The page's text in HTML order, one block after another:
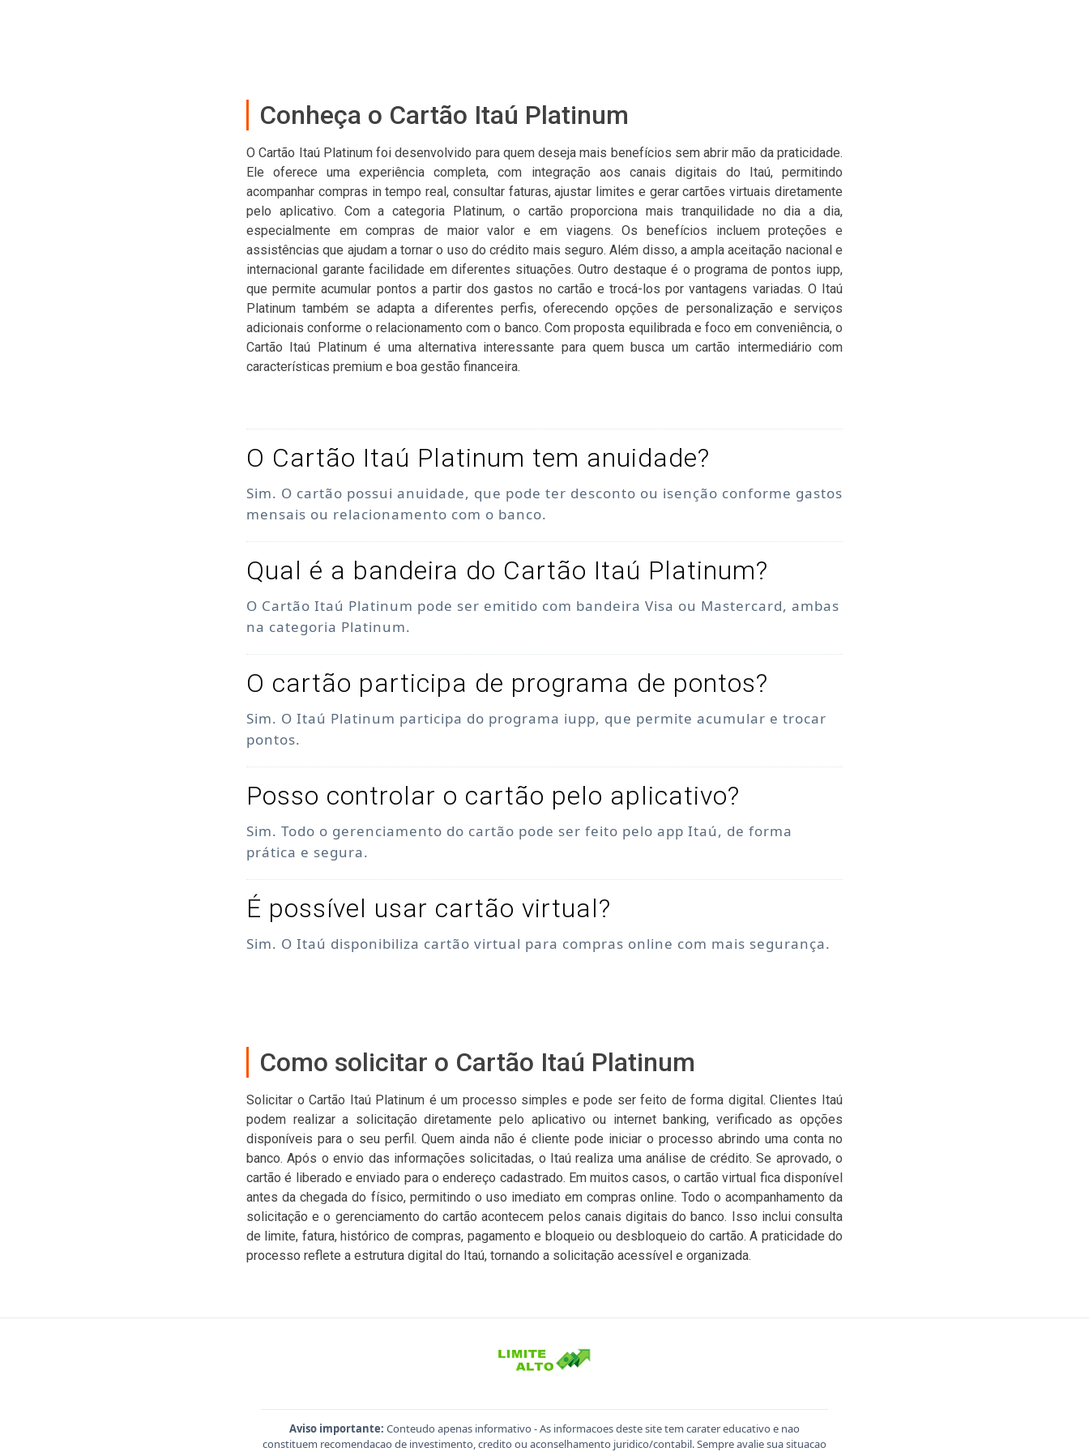
Conheça o Cartão Itaú Platinum
O Cartão Itaú Platinum foi desenvolvido para quem deseja mais benefícios sem abrir mão da praticidade.
Ele oferece uma experiência completa, com integração aos canais digitais do Itaú, permitindo
acompanhar compras in tempo real, consultar faturas, ajustar limites e gerar cartões virtuais diretamente
pelo aplicativo. Com a categoria Platinum, o cartão proporciona mais tranquilidade no dia a dia,
especialmente em compras de maior valor e em viagens. Os benefícios incluem proteções e
assistências que ajudam a tornar o uso do crédito mais seguro. Além disso, a ampla aceitação nacional e
internacional garante facilidade em diferentes situações. Outro destaque é o programa de pontos iupp,
que permite acumular pontos a partir dos gastos no cartão e trocá-los por vantagens variadas. O Itaú
Platinum também se adapta a diferentes perfis, oferecendo opções de personalização e serviços
adicionais conforme o relacionamento com o banco. Com proposta equilibrada e foco em conveniência, o
Cartão Itaú Platinum é uma alternativa interessante para quem busca um cartão intermediário com
características premium e boa gestão financeira.
O Cartão Itaú Platinum tem anuidade?
Sim. O cartão possui anuidade, que pode ter desconto ou isenção conforme gastos
mensais ou relacionamento com o banco.
Qual é a bandeira do Cartão Itaú Platinum?
O Cartão Itaú Platinum pode ser emitido com bandeira Visa ou Mastercard, ambas
na categoria Platinum.
O cartão participa de programa de pontos?
Sim. O Itaú Platinum participa do programa iupp, que permite acumular e trocar
pontos.
Posso controlar o cartão pelo aplicativo?
Sim. Todo o gerenciamento do cartão pode ser feito pelo app Itaú, de forma
prática e segura.
É possível usar cartão virtual?
Sim. O Itaú disponibiliza cartão virtual para compras online com mais segurança.
Como solicitar o Cartão Itaú Platinum
Solicitar o Cartão Itaú Platinum é um processo simples e pode ser feito de forma digital. Clientes Itaú
podem realizar a solicitação diretamente pelo aplicativo ou internet banking, verificado as opções
disponíveis para o seu perfil. Quem ainda não é cliente pode iniciar o processo abrindo uma conta no
banco. Após o envio das informações solicitadas, o Itaú realiza uma análise de crédito. Se aprovado, o
cartão é liberado e enviado para o endereço cadastrado. Em muitos casos, o cartão virtual fica disponível
antes da chegada do físico, permitindo o uso imediato em compras online. Todo o acompanhamento da
solicitação e o gerenciamento do cartão acontecem pelos canais digitais do banco. Isso inclui consulta
de limite, fatura, histórico de compras, pagamento e bloqueio ou desbloqueio do cartão. A praticidade do
processo reflete a estrutura digital do Itaú, tornando a solicitação acessível e organizada.
Aviso importante: Conteudo apenas informativo - As informacoes deste site tem carater educativo e nao
constituem recomendacao de investimento, credito ou aconselhamento juridico/contabil. Sempre avalie sua situacao